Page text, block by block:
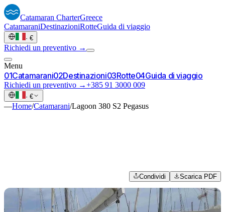
Catamaran CharterGreece
CatamaraniDestinazioniRotteGuida di viaggio
· €
Richiedi un preventivo →
Menu
01Catamarani02Destinazioni03Rotte04Guida di viaggio
Richiedi un preventivo →+385 91 3000 009
· €
—Home/Catamarani/Lagoon 380 S2 Pegasus
Condividi Scarica PDF